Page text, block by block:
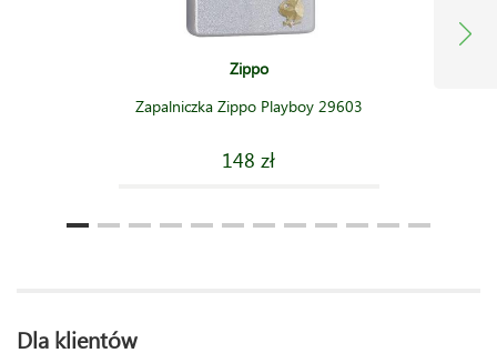
Zippo
Zapalniczka Zippo Playboy 29603
148 zł
Dla klientów